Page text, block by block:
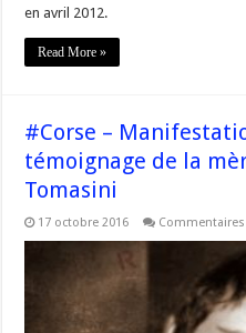
en avril 2012.
Read More »
#Corse –
témoignage de la
Tomasini
17 octobre 2016